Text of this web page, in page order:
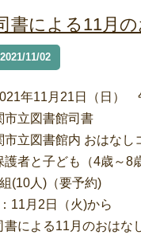
書による11月
11/02
年11月21日（日）
市立図書館司書
立図書館内 おはなし
者と子ども（4歳～8
(10人)（要予約)
11月2日（火)から
による11月のおはな